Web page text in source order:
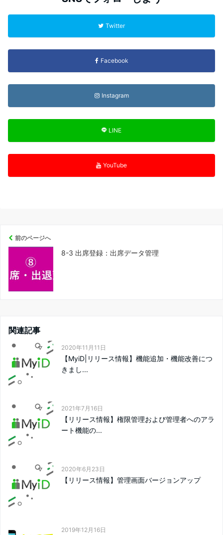
Twitter
Facebook
Instagram
LINE
YouTube
前のページへ
8-3 出席登録：出席データ管理
関連記事
2020年11月11日
【MyiD|リリース情報】機能追加・機能改善につ
きまし...
2021年7月16日
【リリース情報】権限管理および管理者へのアラ
ート機能の...
2020年6月23日
【リリース情報】管理画面バージョンアップ
2019年12月16日